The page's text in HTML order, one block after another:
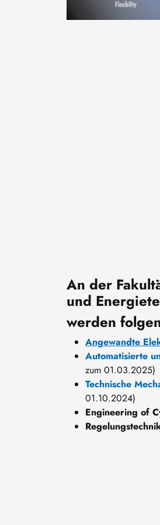
An der
und
werden
Angewandte
Automatisierte
zum 01.03.2025)
Technische
01.10.2024)
Engineering of